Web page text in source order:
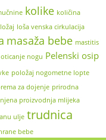
kolike količina
loša venska cirkulacija
masaža bebe mastitis
oticanje nogu Pelenski osip
položaj nogometne lopte
za dojenje prirodna
proizvodnja mlijeka
ulje trudnica
bebe